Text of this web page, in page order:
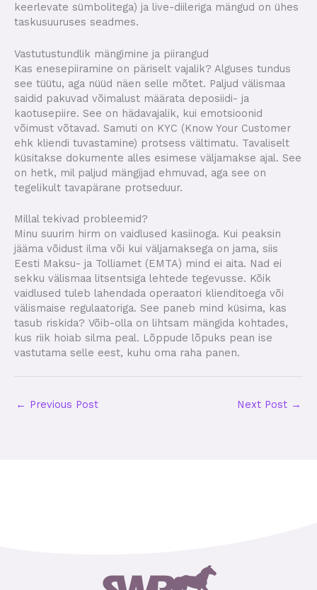
keerlevate sümbolitega) ja live-diileriga mängud on ühes
taskusuuruses seadmes.
Vastutustundlik mängimine ja piirangud
Kas enesepiiramine on päriselt vajalik? Alguses tundus
see tüütu, aga nüüd näen selle mõtet. Paljud välismaa
saidid pakuvad võimalust määrata deposiidi- ja
kaotusepiire. See on hädavajalik, kui emotsioonid
võimust võtavad. Samuti on KYC (Know Your Customer
ehk kliendi tuvastamine) protsess vältimatu. Tavaliselt
küsitakse dokumente alles esimese väljamakse ajal. See
on hetk, mil paljud mängijad ehmuvad, aga see on
tegelikult tavapärane protseduur.
Millal tekivad probleemid?
Minu suurim hirm on vaidlused kasiinoga. Kui peaksin
jääma võidust ilma või kui väljamaksega on jama, siis
Eesti Maksu- ja Tolliamet (EMTA) mind ei aita. Nad ei
sekku välismaa litsentsiga lehtede tegevusse. Kõik
vaidlused tuleb lahendada operaatori klienditoega või
välismaise regulaatoriga. See paneb mind küsima, kas
tasub riskida? Võib-olla on lihtsam mängida kohtades,
kus riik hoiab silma peal. Lõppude lõpuks pean ise
vastutama selle eest, kuhu oma raha panen.
← Previous Post Next Post →